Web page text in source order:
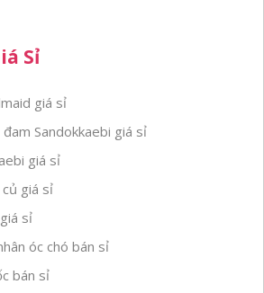
Sỉ
giá sỉ
Sandokkaebi giá sỉ
giá sỉ
giá sỉ
sỉ
óc chó bán sỉ
bán sỉ